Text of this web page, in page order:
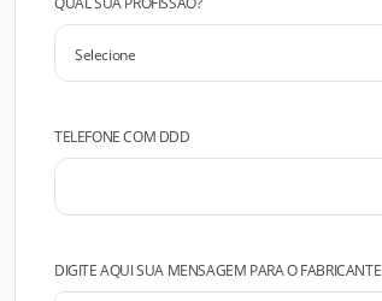
TELEFONE COM DDD
DIGITE AQUI SUA MENSAGEM PARA O FABRICANTE